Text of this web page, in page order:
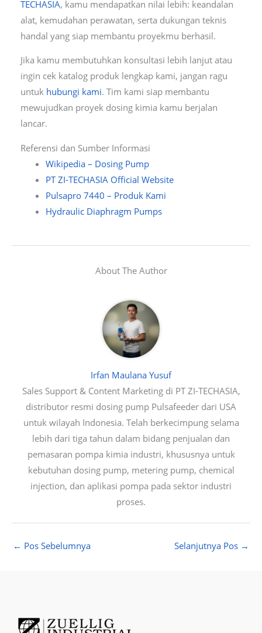
TECHASIA, kamu mendapatkan nilai lebih: keandalan
alat, kemudahan perawatan, serta dukungan teknis
handal yang siap membantu proyekmu berhasil.
Jika kamu membutuhkan konsultasi lebih lanjut atau
ingin cek katalog produk lengkap kami, jangan ragu
untuk hubungi kami. Tim kami siap membantu
mewujudkan proyek dosing kimia kamu berjalan
lancar.
Referensi dan Sumber Informasi
Wikipedia – Dosing Pump
PT ZI-TECHASIA Official Website
Pulsapro 7440 – Produk Kami
Hydraulic Diaphragm Pumps
About The Author
Irfan Maulana Yusuf
Sales Support & Content Marketing di PT ZI-TECHASIA,
distributor resmi dosing pump Pulsafeeder dari USA
untuk wilayah Indonesia. Telah berkecimpung selama
lebih dari tiga tahun dalam bidang penjualan dan
pemasaran pompa kimia industri, khususnya untuk
kebutuhan dosing pump, metering pump, chemical
injection, dan aplikasi pompa pada sektor industri
proses.
← Pos Sebelumnya Selanjutnya Pos →